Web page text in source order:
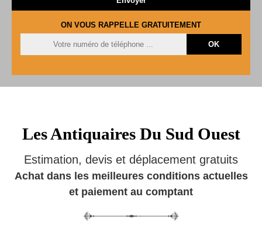
ON VOUS RAPPELLE GRATUITEMENT
Les Antiquaires Du Sud Ouest
Estimation, devis et déplacement gratuits
Achat dans les meilleures conditions actuelles
et paiement au comptant